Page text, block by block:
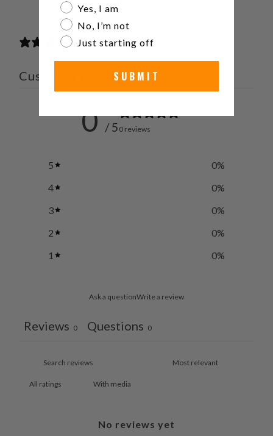
の
内
容
を
Twitter
で
有
共
有
す
る
す
る
ル
友
0 reviews
Customer reviews
0 / 5 0 reviews
5 0%
4
0%
3
0%
2
0%
1
0%
Ask a questionWrite a review
Reviews 0 Questions 0
With media
No reviews yet
Are you a watch collector?
Yes, I am
No, I’m not
Just starting off
SUBMIT